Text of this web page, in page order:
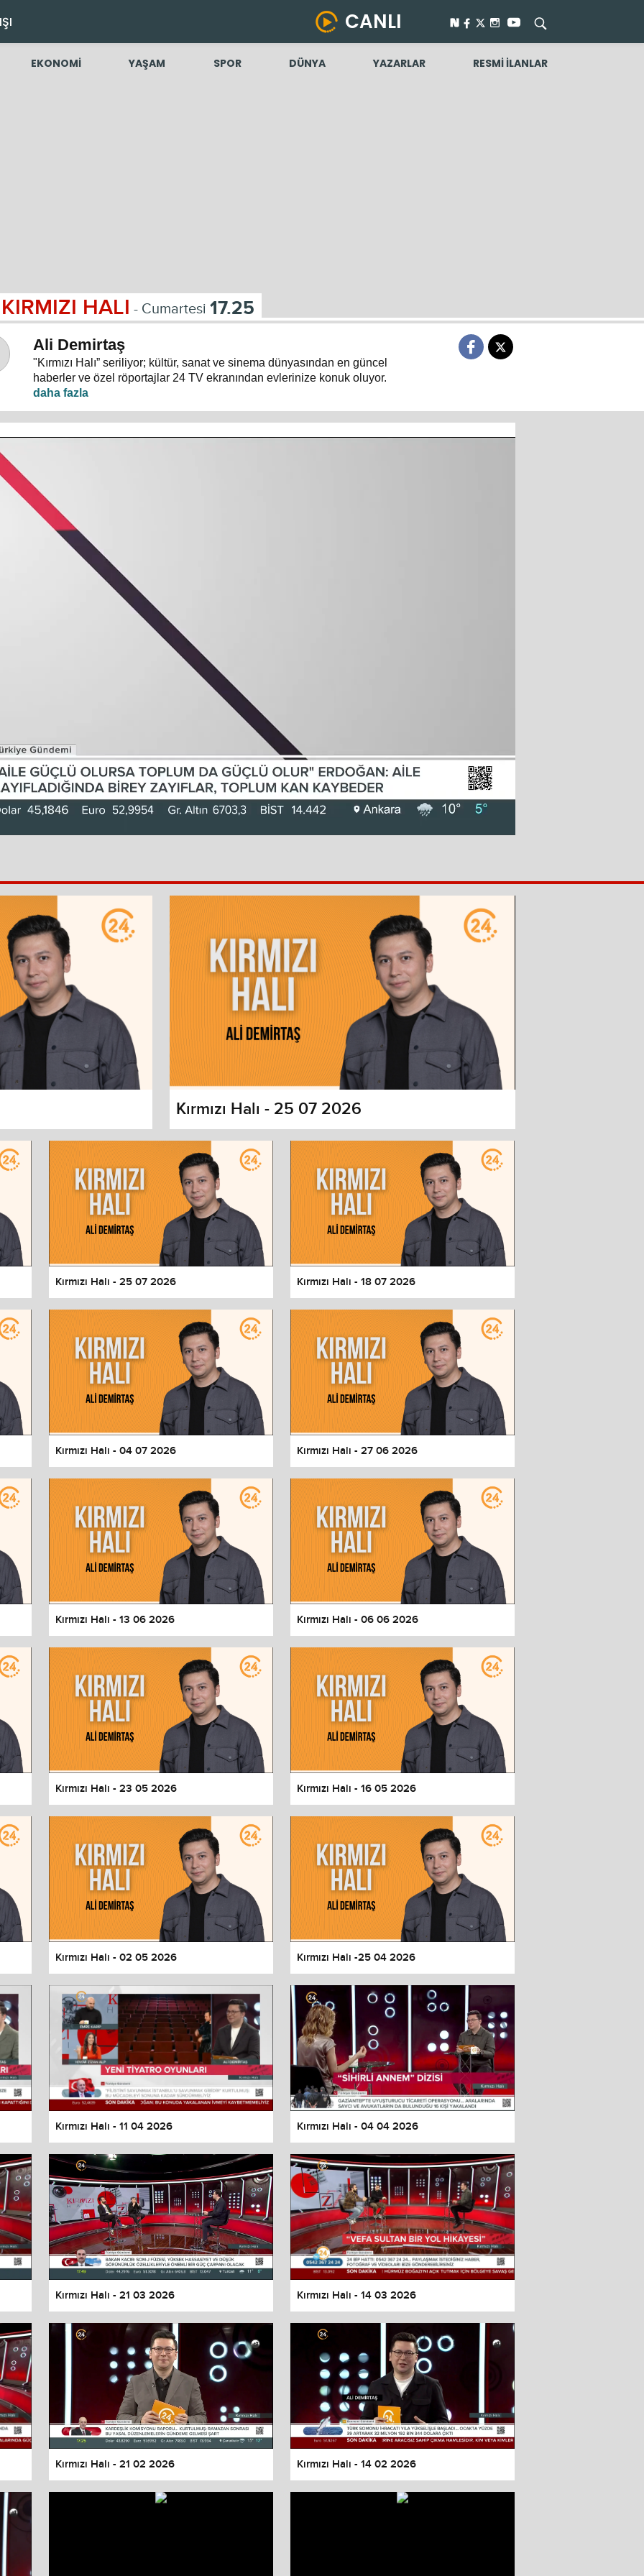
CANLI
EKONOMİ YAŞAM SPOR DÜNYA YAZARLAR RESMİ İLANLAR
KIRMIZI HALI - Cumartesi 17.25
Ali Demirtaş
"Kırmızı Halı” seriliyor; kültür, sanat ve sinema dünyasından en güncel
haberler ve özel röportajlar 24 TV ekranından evlerinize konuk oluyor.
dialog
and close the window.
Done
Kırmızı Halı - 25 07 2026
Kırmızı Halı - 25 07 2026 Kırmızı Halı - 18 07 2026
Kırmızı Halı - 04 07 2026 Kırmızı Halı - 27 06 2026
Kırmızı Halı - 13 06 2026 Kırmızı Halı - 06 06 2026
Kırmızı Halı - 23 05 2026 Kırmızı Halı - 16 05 2026
Kırmızı Halı - 02 05 2026 Kırmızı Halı -25 04 2026
Kırmızı Halı - 11 04 2026 Kırmızı Halı - 04 04 2026
Kırmızı Halı - 21 03 2026 Kırmızı Halı - 14 03 2026
Kırmızı Halı - 21 02 2026 Kırmızı Halı - 14 02 2026